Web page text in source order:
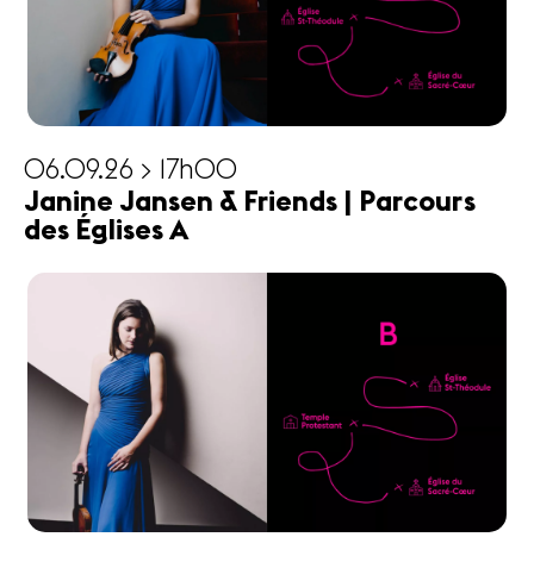
06.09.26 > 17h00
Janine Jansen & Friends | Parcours
des Églises A